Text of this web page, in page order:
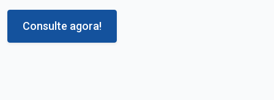
Consulte agora!